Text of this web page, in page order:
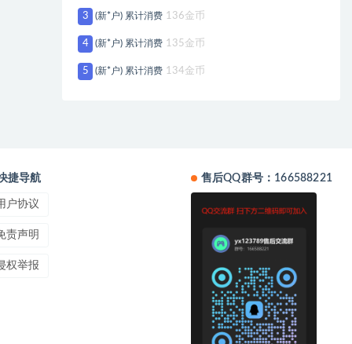
3 (新*户) 累计消费 136金币
4 (新*户) 累计消费 135金币
5 (新*户) 累计消费 134金币
捷导航
户协议
责声明
权举报
售后QQ群号：166588221